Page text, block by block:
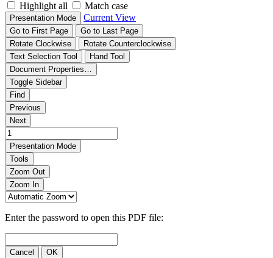
Highlight all Match case
Presentation Mode Current View
Go to First Page
Go to Last Page
Rotate Clockwise
Rotate Counterclockwise
Text Selection Tool
Hand Tool
Document Properties…
Toggle Sidebar
Find
Previous
Next
Presentation Mode
Tools
Zoom Out
Zoom In
Enter the password to open this PDF file:
Cancel OK